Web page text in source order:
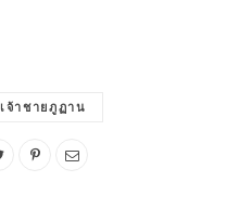
เจ้าชายภูฏาน